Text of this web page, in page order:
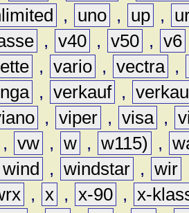
, uno , up ,
, v40 , v50 , v6
, vario , vectra ,
, verkauf ,
, viper , visa ,
, vw , w , w115) ,
wind , windstar , wir
, x , x-90 , x-